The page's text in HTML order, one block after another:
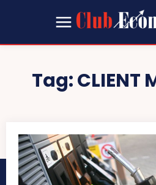
Tag:CLIENT